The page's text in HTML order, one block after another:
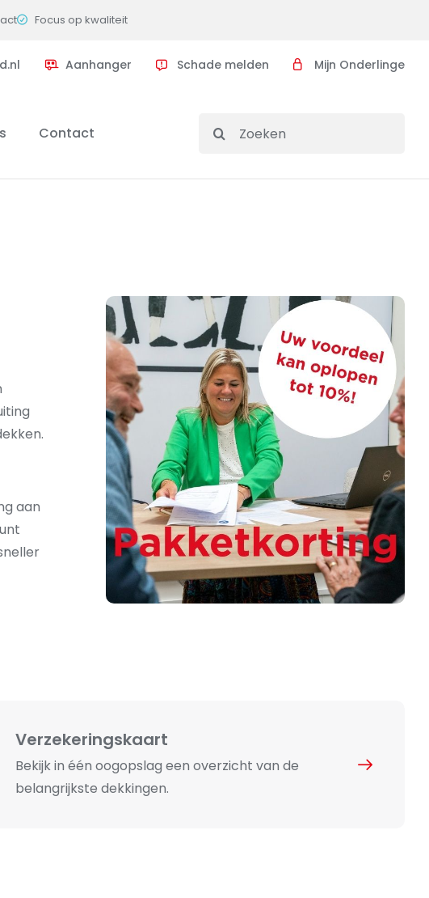
Focus op kwaliteit
Aanhanger Schade melden Mijn Onderlinge
Contact
Search
aan
Verzekeringskaart
Bekijk in één oogopslag een overzicht van de
belangrijkste dekkingen.